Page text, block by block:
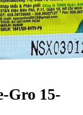
Gro 15-